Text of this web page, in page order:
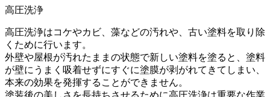
高圧洗浄
高圧洗浄はコケやカビ、藻などの汚れや、古い塗料を取り除
くために行います。
外壁や屋根が汚れたままの状態で新しい塗料を塗ると、塗料
が壁にうまく吸着せずにすぐに塗膜が剥がれてきてしまい、
本来の効果を発揮することができません。